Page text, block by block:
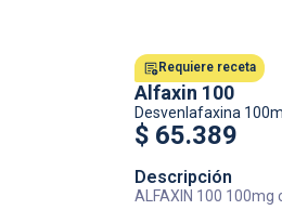
Requiere receta
Alfaxin 100
Desvenlafaxina
$ 65.389
Descripción
ALFAXIN 100 100mg